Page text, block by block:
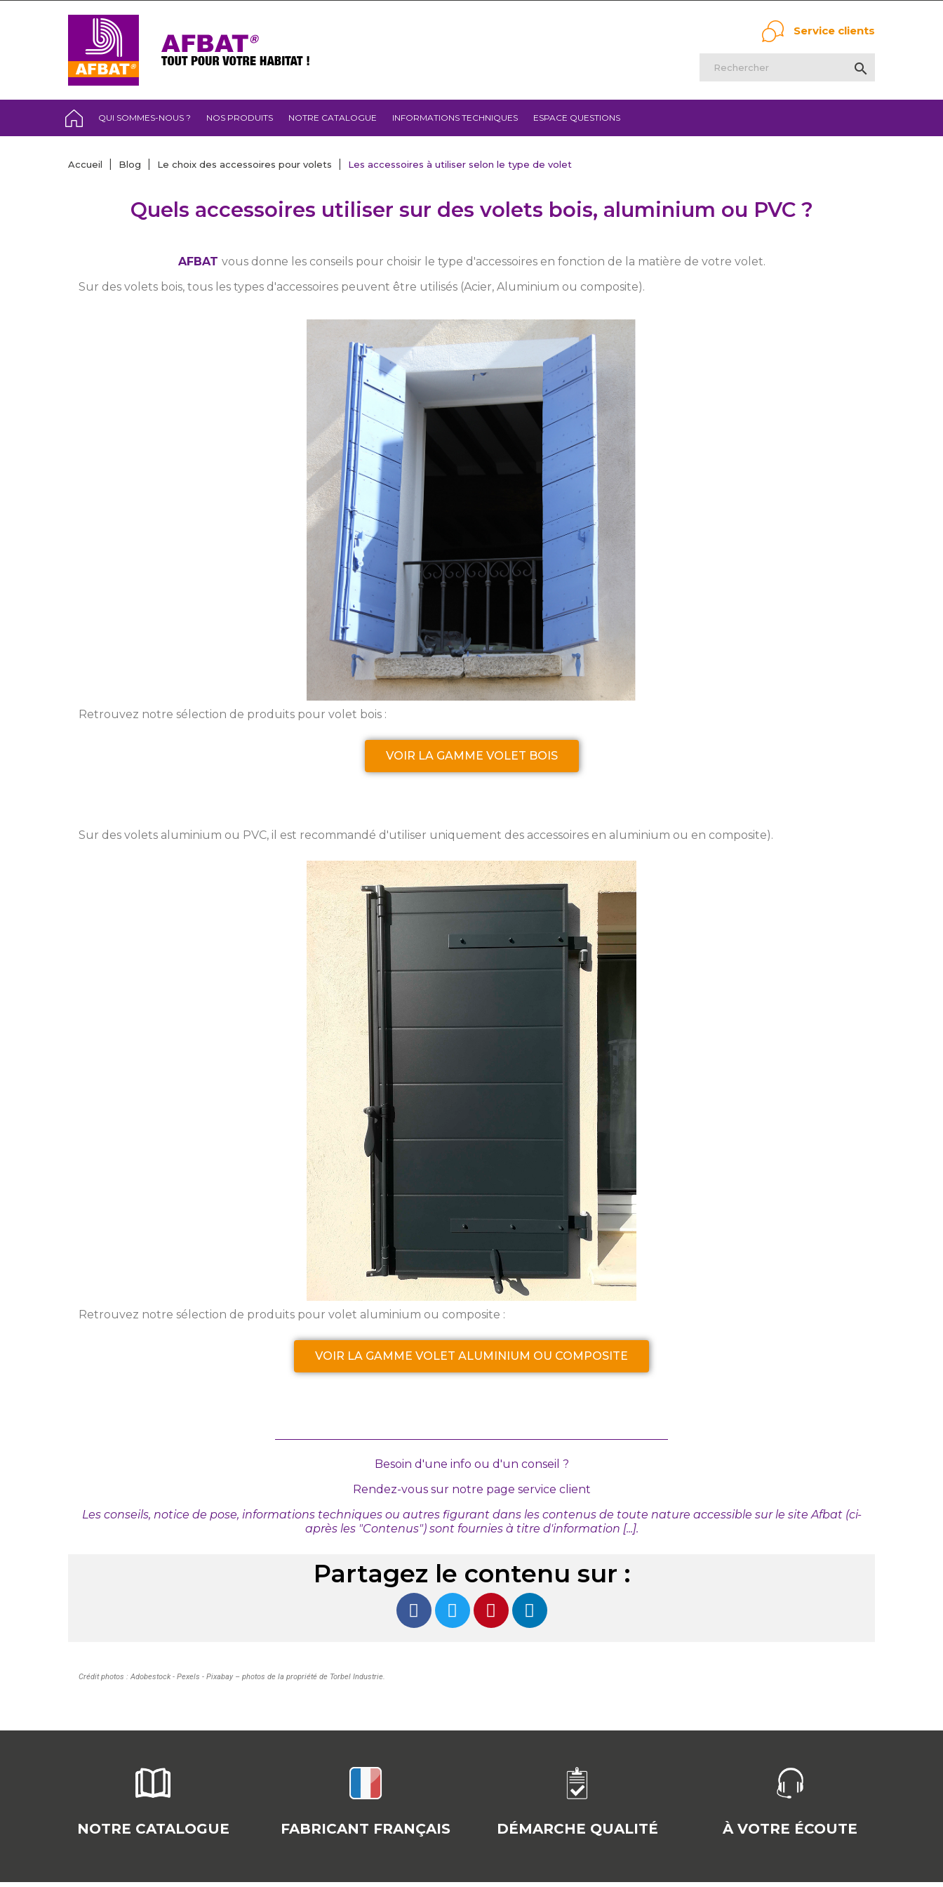
Service clients

QUI SOMMES-NOUS ? NOS PRODUITS NOTRE CATALOGUE INFORMATIONS TECHNIQUES ESPACE QUESTIONS
Accueil Blog Le choix des accessoires pour volets Les accessoires à utiliser selon le type de volet
Quels accessoires utiliser sur des volets bois, aluminium ou PVC ?
AFBAT vous donne les conseils pour choisir le type d'accessoires en fonction de la matière de votre volet.
Sur des volets bois, tous les types d'accessoires peuvent être utilisés (Acier, Aluminium ou composite).
Retrouvez notre sélection de produits pour volet bois :
VOIR LA GAMME VOLET BOIS
Sur des volets aluminium ou PVC, il est recommandé d'utiliser uniquement des accessoires en aluminium ou en composite).
Retrouvez notre sélection de produits pour volet aluminium ou composite :
VOIR LA GAMME VOLET ALUMINIUM OU COMPOSITE
Besoin d'une info ou d'un conseil ?
Rendez-vous sur notre page service client
Les conseils, notice de pose, informations techniques ou autres figurant dans les contenus de toute nature accessible sur le site Afbat (ci-
après les "Contenus") sont fournies à titre d'information [...].
Partagez le contenu sur :
Crédit photos : Adobestock - Pexels - Pixabay – photos de la propriété de Torbel Industrie.
NOTRE CATALOGUE FABRICANT FRANÇAIS DÉMARCHE QUALITÉ À VOTRE ÉCOUTE